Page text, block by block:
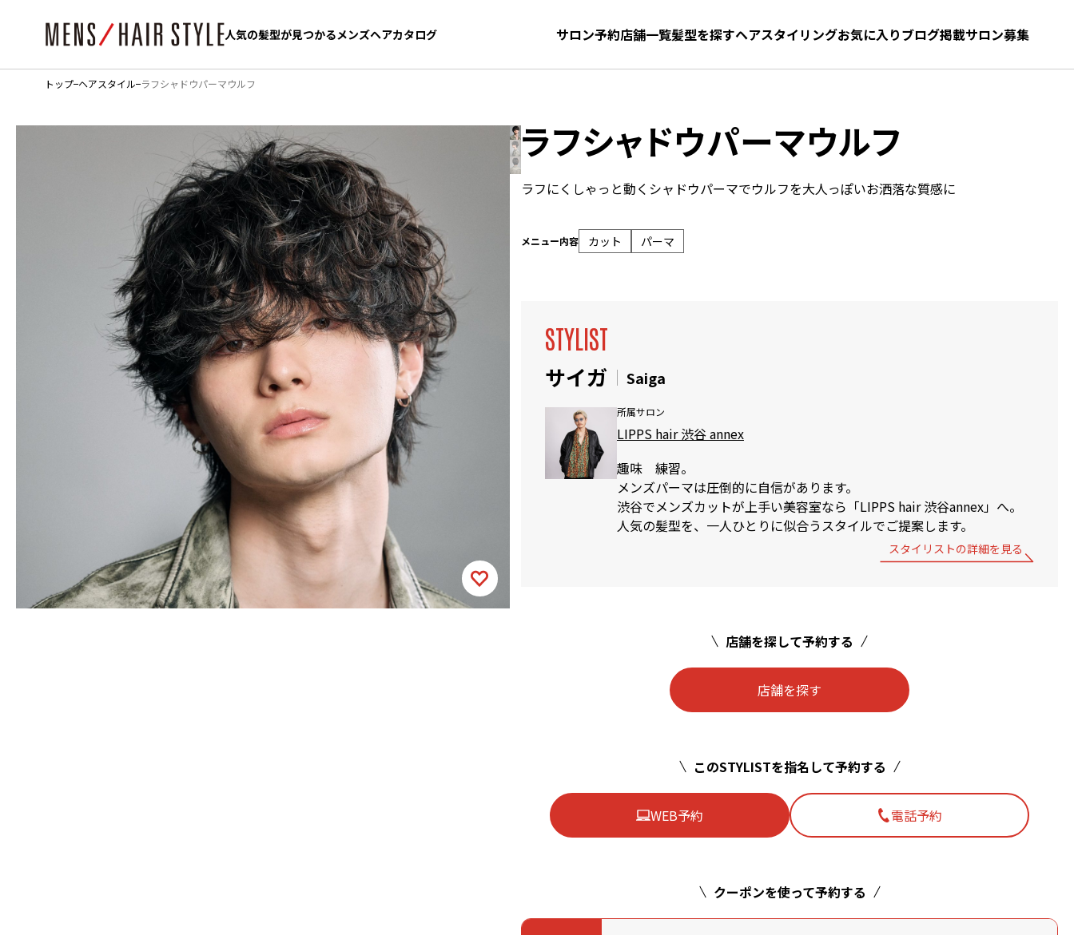
人気の髪型が見つかるメンズヘアカタログ サロン予約店舗一覧髪型を探すヘアスタイリングお気に入りブログ掲載サロン募集
人気の髪型が見つかるメンズヘアカタログ お気に入り 髪型をさがす
トップ ヘアスタイル ラフシャドウパーマウルフ
ラフシャドウパーマウルフ
ラフにくしゃっと動くシャドウパーマでウルフを大人っぽいお洒落な質感に
メニュー内容 カット パーマ
STYLIST
サイガ Saiga
所属サロン
LIPPS hair 渋谷 annex
趣味 練習。
メンズパーマは圧倒的に自信があります。
渋谷でメンズカットが上手い美容室なら「LIPPS hair 渋谷annex」へ。
人気の髪型を、一人ひとりに似合うスタイルでご提案します。
スタイリストの詳細を見る
店舗を探して予約する
店舗を探す
このSTYLISTを指名して予約する
WEB予約 電話予約
クーポンを使って予約する